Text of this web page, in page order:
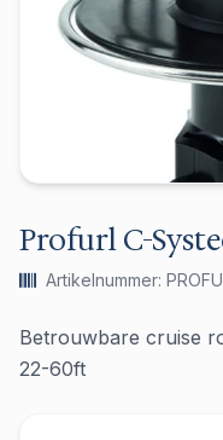
Profurl C-
Artikelnummer:
Betrouwbare cruise
22-60ft